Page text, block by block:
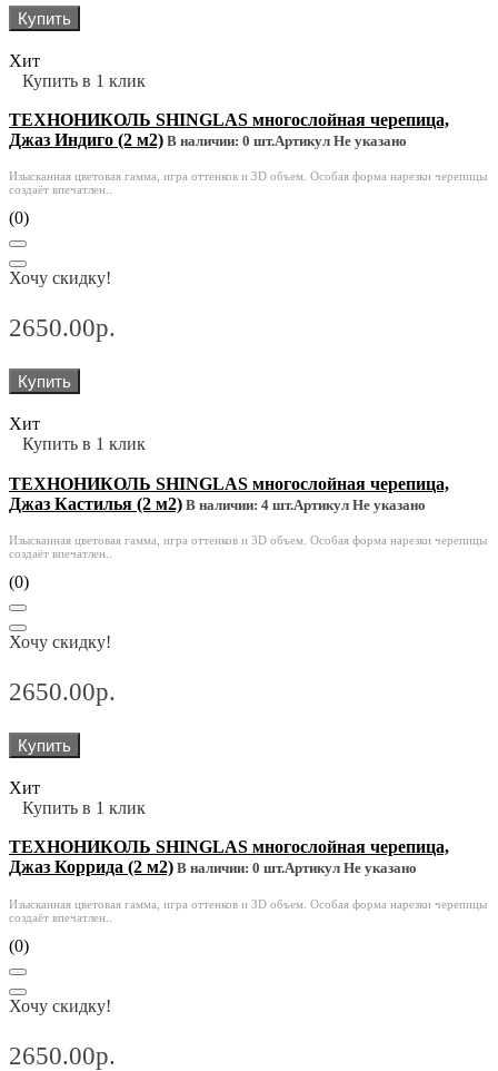
Купить
Хит
Купить в 1 клик
ТЕХНОНИКОЛЬ SHINGLAS многослойная черепица,
Джаз Индиго (2 м2) В наличии: 0 шт.Артикул Не указано
Изысканная цветовая гамма, игра оттенков и 3D объем. Особая форма нарезки черепицы
создаёт впечатлен..
(0)
Хочу скидку!
2650.00р.
Купить
Хит
Купить в 1 клик
ТЕХНОНИКОЛЬ SHINGLAS многослойная черепица,
Джаз Кастилья (2 м2) В наличии: 4 шт.Артикул Не указано
Изысканная цветовая гамма, игра оттенков и 3D объем. Особая форма нарезки черепицы
создаёт впечатлен..
(0)
Хочу скидку!
2650.00р.
Купить
Хит
Купить в 1 клик
ТЕХНОНИКОЛЬ SHINGLAS многослойная черепица,
Джаз Коррида (2 м2) В наличии: 0 шт.Артикул Не указано
Изысканная цветовая гамма, игра оттенков и 3D объем. Особая форма нарезки черепицы
создаёт впечатлен..
(0)
Хочу скидку!
2650.00р.